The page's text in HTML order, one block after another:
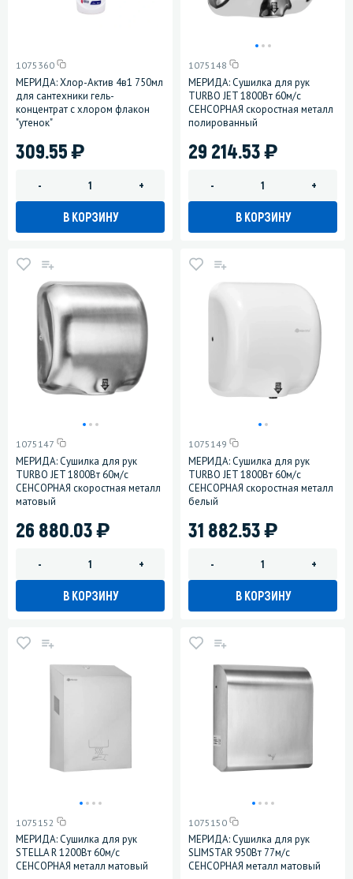
1075360
МЕРИДА: Хлор-Актив 4в1 750мл
для сантехники гель-
концентрат с хлором флакон
"утенок"
309.55)
- +
В КОРЗИНУ
1075148
МЕРИДА: Сушилка для рук
TURBO JET 1800Вт 60м/с
СЕНСОРНАЯ скоростная металл
полированный
29 214.53)
- +
В КОРЗИНУ
1075147
МЕРИДА: Сушилка для рук
TURBO JET 1800Вт 60м/с
СЕНСОРНАЯ скоростная металл
матовый
26 880.03)
- +
В КОРЗИНУ
1075149
МЕРИДА: Сушилка для рук
TURBO JET 1800Вт 60м/с
СЕНСОРНАЯ скоростная металл
белый
31 882.53)
- +
В КОРЗИНУ
1075152
МЕРИДА: Сушилка для рук
STELLA R 1200Вт 60м/с
СЕНСОРНАЯ металл матовый
1075150
МЕРИДА: Сушилка для рук
SLIMSTAR 950Вт 77м/с
СЕНСОРНАЯ металл матовый